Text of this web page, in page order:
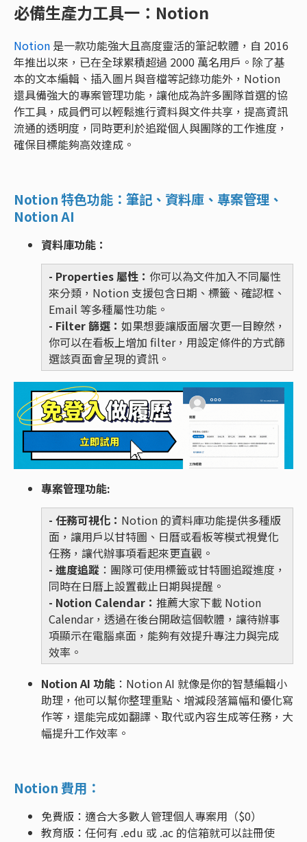
必備生產力工具一：Notion
Notion 是一款功能強大且高度靈活的筆記軟體，自 2016
年推出以來，已在全球累積超過 2000 萬名用戶。除了基
本的文本編輯、插入圖片與音檔等記錄功能外，Notion
還具備強大的專案管理功能，讓他成為許多團隊首選的協
作工具，成員們可以輕鬆進行資料與文件共享，提高資訊
流通的透明度，同時更利於追蹤個人與團隊的工作進度，
確保目標能夠高效達成。
Notion 特色功能：筆記、資料庫、專案管理、
Notion AI
資料庫功能：
- Properties 屬性： 你可以為文件加入不同屬性
來分類，Notion 支援包含日期、標籤、確認框、
Email 等多種屬性功能。
- Filter 篩選： 如果想要讓版面層次更一目瞭然，
你可以在看板上增加 filter，用設定條件的方式篩
選該頁面會呈現的資訊。
專案管理功能:
- 任務可視化： Notion 的資料庫功能提供多種版
面，讓用戶以甘特圖、日曆或看板等模式視覺化
任務，讓代辦事項看起來更直觀。
- 進度追蹤 ：團隊可使用標籤或甘特圖追蹤進度，
同時在日曆上設置截止日期與提醒。
- Notion Calendar： 推薦大家下載 Notion
Calendar，透過在後台開啟這個軟體，讓待辦事
項顯示在電腦桌面，能夠有效提升專注力與完成
效率。
Notion AI 功能 ：Notion AI 就像是你的智慧編輯小
助理，他可以幫你整理重點、增減段落篇幅和優化寫
作等，還能完成如翻譯、取代或內容生成等任務，大
幅提升工作效率。
Notion 費用：
免費版：適合大多數人管理個人專案用（$0）
教育版：任何有 .edu 或 .ac 的信箱就可以註冊使